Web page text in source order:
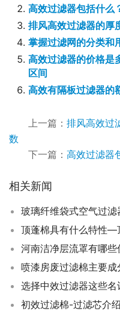
高效过滤器包括什么
排风高效过滤器的厚
掌握过滤网的分类和
高效过滤器的价格是
区间
高效有隔板过滤器的
上一篇： 排风高效过
数
下一篇： 高效过滤器
相关新闻
玻璃纤维袋式空气过
顶蓬棉具有什么特性—
河南洁净层流罩有哪些
喷漆房废过滤棉主要成
选择中效过滤器这些
初效过滤棉-过滤芯介